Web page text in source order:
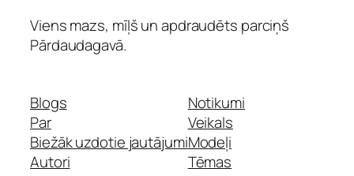
Viens mazs, mīļš un apdraudēts parciņš
Pārdaudagavā.
Blogs
Par
Biežāk uzdotie jautājumi
Autori
Notikumi
Veikals
Modeļi
Tēmas